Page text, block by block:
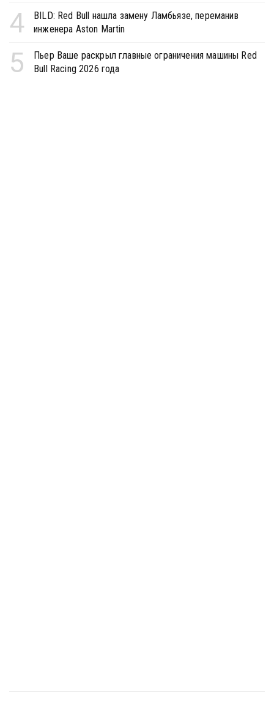
4
BILD: Red Bull нашла замену Ламбьязе, переманив
инженера Aston Martin
5
Пьер Ваше раскрыл главные ограничения машины Red
Bull Racing 2026 года